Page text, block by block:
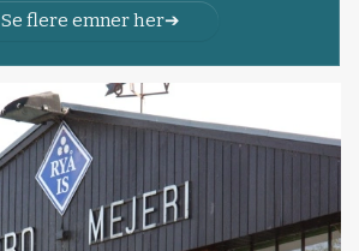
Se flere emner her